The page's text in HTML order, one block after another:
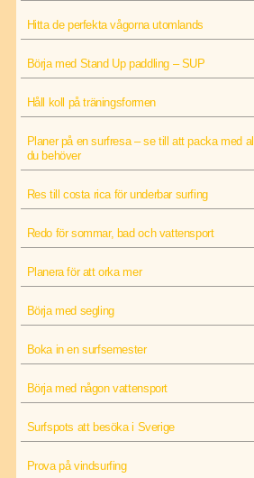
Hitta de perfekta vågorna utomlands
Börja med Stand Up paddling – SUP
Håll koll på träningsformen
Planer på en surfresa – se till att packa med
du behöver
Res till costa rica för underbar surfing
Redo för sommar, bad och vattensport
Planera för att orka mer
Börja med segling
Boka in en surfsemester
Börja med någon vattensport
Surfspots att besöka i Sverige
Prova på vindsurfing